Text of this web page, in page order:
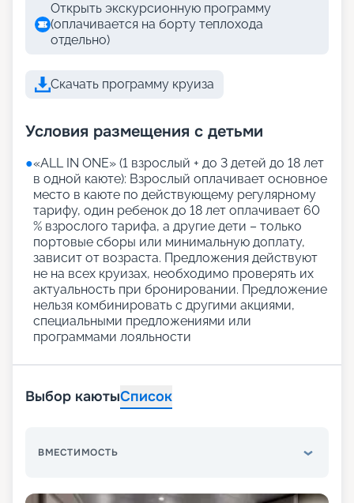
Открыть экскурсионную программу
(оплачивается на борту теплохода
отдельно)
Скачать программу круиза
Условия размещения с детьми
●«АLL IN ONE» (1 взрослый + до 3 детей до 18 лет
в одной каюте): Взрослый оплачивает основное
место в каюте по действующему регулярному
тарифу, один ребенок до 18 лет оплачивает 60
% взрослого тарифа, а другие дети – только
портовые сборы или минимальную доплату,
зависит от возраста. Предложения действуют
не на всех круизах, необходимо проверять их
актуальность при бронировании. Предложение
нельзя комбинировать с другими акциями,
специальными предложениями или
программами лояльности
Выбор каютыСписок
ВМЕСТИМОСТЬ